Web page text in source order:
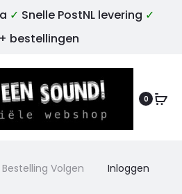
✓ Snelle PostNL levering ✓
bestellingen
0
Bestelling Volgen Inloggen